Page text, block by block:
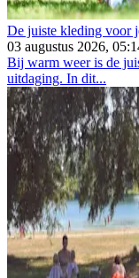
De juiste kleding voor
03 augustus 2026,
Bij warm weer is de
uitdaging. In dit...